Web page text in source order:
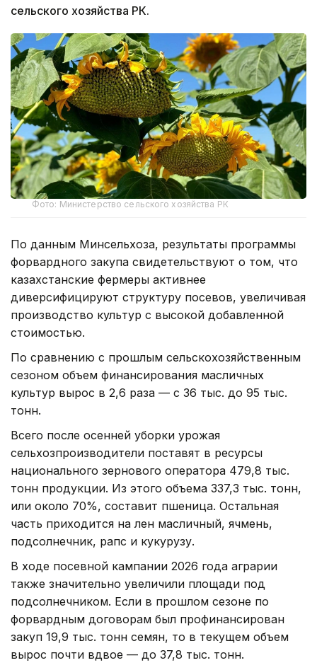
сельского хозяйства РК.
Фото: Министерство сельского хозяйства РК
По данным Минсельхоза, результаты программы
форвардного закупа свидетельствуют о том, что
казахстанские фермеры активнее
диверсифицируют структуру посевов, увеличивая
производство культур с высокой добавленной
стоимостью.
По сравнению с прошлым сельскохозяйственным
сезоном объем финансирования масличных
культур вырос в 2,6 раза — с 36 тыс. до 95 тыс.
тонн.
Всего после осенней уборки урожая
сельхозпроизводители поставят в ресурсы
национального зернового оператора 479,8 тыс.
тонн продукции. Из этого объема 337,3 тыс. тонн,
или около 70%, составит пшеница. Остальная
часть приходится на лен масличный, ячмень,
подсолнечник, рапс и кукурузу.
В ходе посевной кампании 2026 года аграрии
также значительно увеличили площади под
подсолнечником. Если в прошлом сезоне по
форвардным договорам был профинансирован
закуп 19,9 тыс. тонн семян, то в текущем объем
вырос почти вдвое — до 37,8 тыс. тонн.